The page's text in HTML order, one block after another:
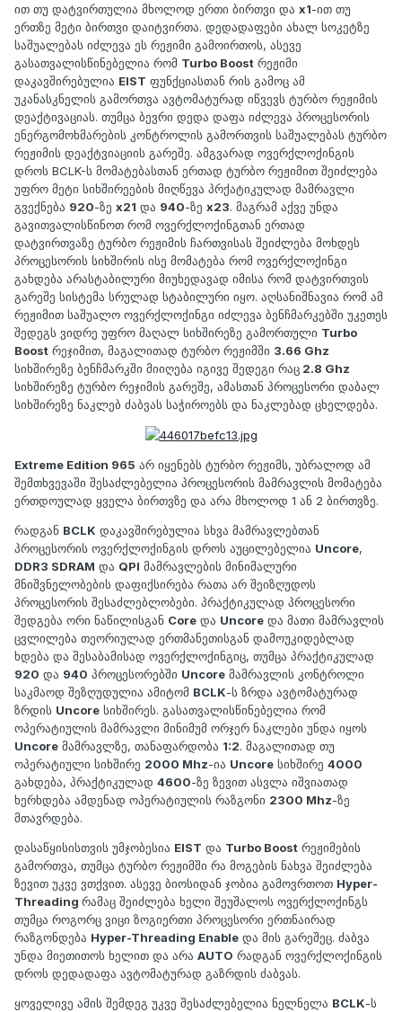
ით თუ დატვირთულია მხოლოდ ერთი ბირთვი და x1-ით თუ
ერთზე მეტი ბირთვი დაიტვირთა. დედადაფები ახალ სოკეტზე
საშუალებას იძლევა ეს რეჟიმი გამოირთოს, ასევე
გასათვალისწინებელია რომ Turbo Boost რეჟიმი
დაკავშირებულია EIST ფუნქციასთან რის გამოც ამ
უკანასკნელის გამორთვა ავტომატურად იწვევს ტურბო რეჟიმის
დეაქტივაციას. თუმცა ბევრი დედა დაფა იძლევა პროცესორის
ენერგომოხმარების კონტროლის გამორთვის საშუალებას ტურბო
რეჟიმის დეაქტვიაციის გარეშე. ამგვარად ოვერქლოქინგის
დროს BCLK-ს მომატებასთან ერთად ტურბო რეჟიმით შეიძლება
უფრო მეტი სიხშირეების მიღწევა პრქატიკულად მამრავლი
გვექნება 920-ზე x21 და 940-ზე x23. მაგრამ აქვე უნდა
გავითვალისწინოთ რომ ოვერქლოქინგთან ერთად
დატვირთვაზე ტურბო რეჟიმის ჩართვისას შეიძლება მოხდეს
პროცესორის სიხშირის ისე მომატება რომ ოვერქლოქინგი
გახდება არასტაბილური მიუხედავად იმისა რომ დატვირთვის
გარეშე სისტემა სრულად სტაბილური იყო. აღსანიშნავია რომ ამ
რეჟიმით საშუალო ოვერქლოქინგი იძლევა ბენჩმარკებში უკეთეს
შედეგს ვიდრე უფრო მაღალ სიხშირეზე გამორთული Turbo
Boost რეჯიმით, მაგალითად ტურბო რეჟიმში 3.66 Ghz
სიხშირეზე ბენჩმარკში მიიღება იგივე შედეგი რაც 2.8 Ghz
სიხშირეზე ტურბო რეჯიმის გარეშე, ამასთან პროცესორი დაბალ
სიხშირეზე ნაკლებ ძაბვას საჭიროებს და ნაკლებად ცხელდება.
Extreme Edition 965 არ იყენებს ტურბო რეჟიმს, უბრალოდ ამ
შემთხვევაში შესაძლებელია პროცესორის მამრავლის მომატება
ერთდოულად ყველა ბირთვზე და არა მხოლოდ 1 ან 2 ბირთვზე.
რადგან BCLK დაკავშირებულია სხვა მამრავლებთან
პროცესორის ოვერქლოქინგის დროს აუცილებელია Uncore,
DDR3 SDRAM და QPI მამრავლების მინიმალური
მნიშვნელობების დაფიქსირება რათა არ შეიზღუდოს
პროცესორის შესაძლებლობები. პრაქტიკულად პროცესორი
შედგება ორი ნაწილისგან Core და Uncore და მათი მამრავლის
ცვლილება თეორიულად ერთმანეთისგან დამოუკიდებლად
ხდება და შესაბამისად ოვერქლოქინგიც, თუმცა პრაქტიკულად
920 და 940 პროცესორებში Uncore მამრავლის კონტროლი
საკმაოდ შეზღუდულია ამიტომ BCLK-ს ზრდა ავტომატურად
ზრდის Uncore სიხშირეს. გასათვალისწინებელია რომ
ოპერატიულის მამრავლი მინიმუმ ორჯერ ნაკლები უნდა იყოს
Uncore მამრავლზე, თანაფარდობა 1:2. მაგალითად თუ
ოპერატიული სიხშირე 2000 Mhz-ია Uncore სიხშირე 4000
გახდება, პრაქტიკულად 4600-ზე ზევით ასვლა იშვიათად
ხერხდება ამდენად ოპერატიულის რაზგონი 2300 Mhz-ზე
მთავრდება.
დასაწყისისთვის უმჯობესია EIST და Turbo Boost რეჟიმების
გამორთვა, თუმცა ტურბო რეჟიმში რა მოგების ნახვა შეიძლება
ზევით უკვე ვთქვით. ასევე ბიოსიდან ჯობია გამოვრთოთ Hyper-
Threading რამაც შეიძლება ხელი შეუშალოს ოვერქლოქინგს
თუმცა როგორც ვიცი ზოგიერთი პროცესორი ერთნაირად
რაზგონდება Hyper-Threading Enable და მის გარეშეც. ძაბვა
უნდა მიეთითოს ხელით და არა AUTO რადგან ოვერქლოქინგის
დროს დედადაფა ავტომატურად გაზრდის ძაბვას.
ყოველივე ამის შემდეგ უკვე შესაძლებელია ნელნელა BCLK-ს